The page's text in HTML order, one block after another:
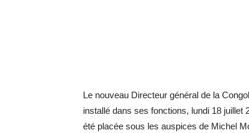
Le nouveau Directeur général de la
installé dans ses fonctions, lundi 18
été placée sous les auspices de Michel